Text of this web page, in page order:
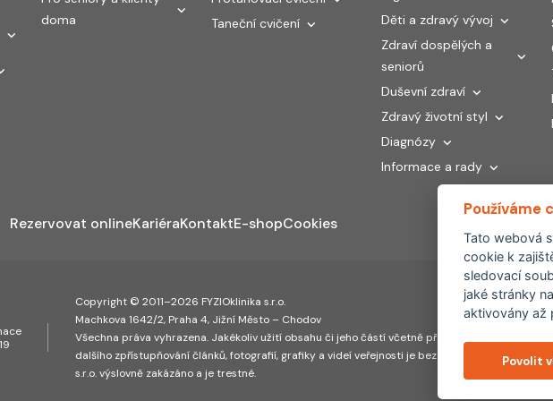
doma
Taneční cvičení
Děti a zdravý vývoj
Zdraví dospělých a
seniorů
Duševní zdraví
Zdravý životní styl
Diagnózy
Informace a rady
Rezervovat onlineKariéraKontaktE-shopCookies
Copyright © 2011–2026 FYZIOklinika s.r.o.
Machkova 1642/2, Praha 4, Jižní Město – Chodov
Všechna práva vyhrazena. Jakékoliv užití obsahu či jeho částí včetně převzetí, šíření či
dalšího zpřístupňování článků, fotografií, grafiky a videí veřejnosti je bez souhlasu FYZIOklinika
s.r.o. výslovně zakázáno a je trestné.
Používáme
Tato webová
cookie k
sledovací
jaké stránky
aktivovány až
Povolit